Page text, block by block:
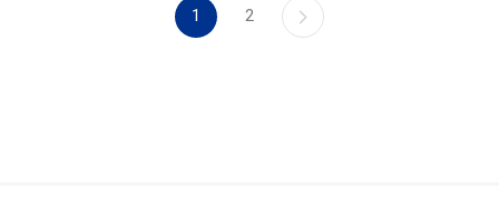
1 2